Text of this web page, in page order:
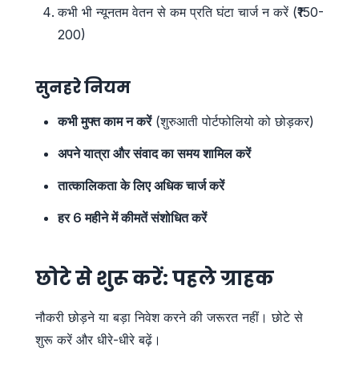
कभी भी न्यूनतम वेतन से कम प्रति घंटा चार्ज न करें (₹150-
200)
सुनहरे नियम
कभी मुफ्त काम न करें(शुरुआती पोर्टफोलियो को छोड़कर)
अपने यात्रा और संवाद का समय शामिल करें
तात्कालिकता के लिए अधिक चार्ज करें
हर 6 महीने में कीमतें संशोधित करें
छोटे से शुरू करें: पहले ग्राहक
नौकरी छोड़ने या बड़ा निवेश करने की जरूरत नहीं। छोटे से
शुरू करें और धीरे-धीरे बढ़ें।